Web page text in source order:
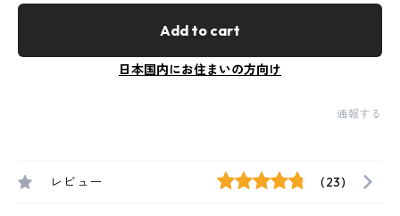
Add to cart
日本国内にお住まいの方向け
通報する
レビュー (23)